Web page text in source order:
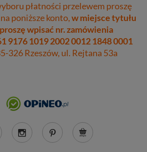
płatności przelewem proszę
poniższe konto,w miejsce tytułu
wpisać nr. zamówienia
9176 1019 2002 0012 1848 0001
326 Rzeszów, ul. Rejtana 53a